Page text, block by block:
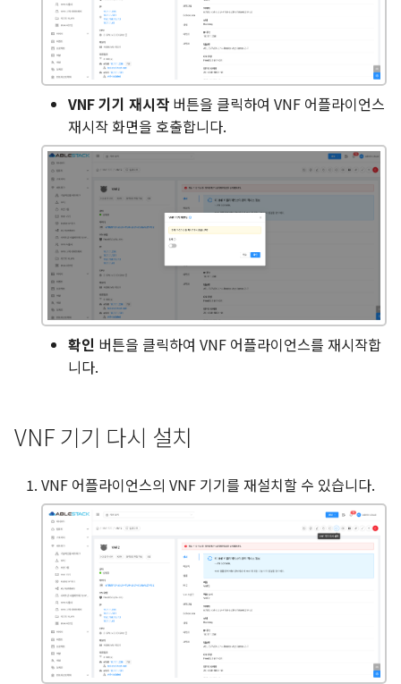
VNF 기기 재시작 버튼을 클릭하여 VNF 어플라이언스
재시작 화면을 호출합니다.
확인 버튼을 클릭하여 VNF 어플라이언스를 재시작합
니다.
VNF 기기 다시 설치
VNF 어플라이언스의 VNF 기기를 재설치할 수 있습니다.